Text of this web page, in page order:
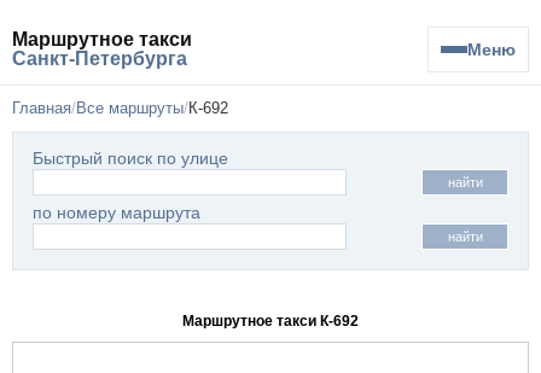
Маршрутное такси
Санкт-Петербурга
Меню
Главная Все маршруты К-692
Быстрый поиск по улице
найти
по номеру маршрута
найти
Маршрутное такси К-692